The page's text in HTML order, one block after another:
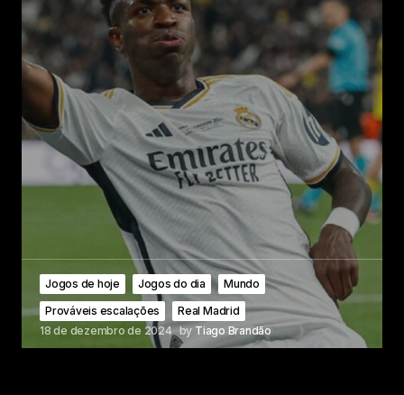
Jogos de hoje Jogos do dia
Mundo
Prováveis escalações
Real Madrid
18 de dezembro de 2024 by Tiago Brandão